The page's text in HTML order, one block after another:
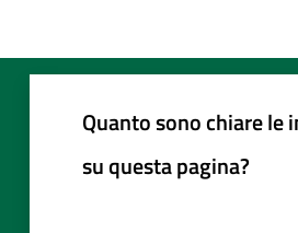
Quanto sono chiare le
su questa pagina?